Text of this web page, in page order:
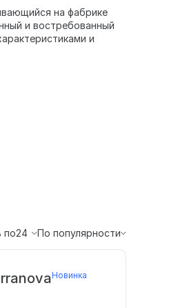
на фабрике
и востребованный
и
по24 По популярности
Новинка